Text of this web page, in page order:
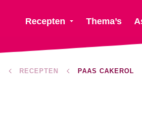
Recepten Thema’s
RECEPTEN PAAS CAKEROL